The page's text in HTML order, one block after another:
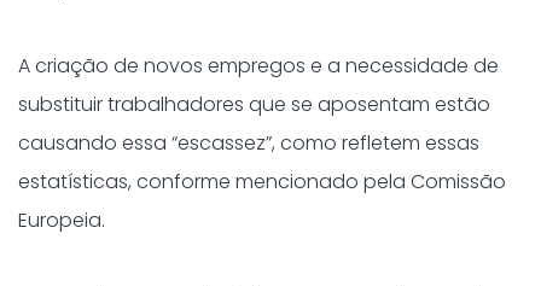
A criação de novos empregos e a necessidade de
substituir trabalhadores que se aposentam estão
causando essa “escassez”, como refletem essas
estatísticas, conforme mencionado pela Comissão
Europeia.